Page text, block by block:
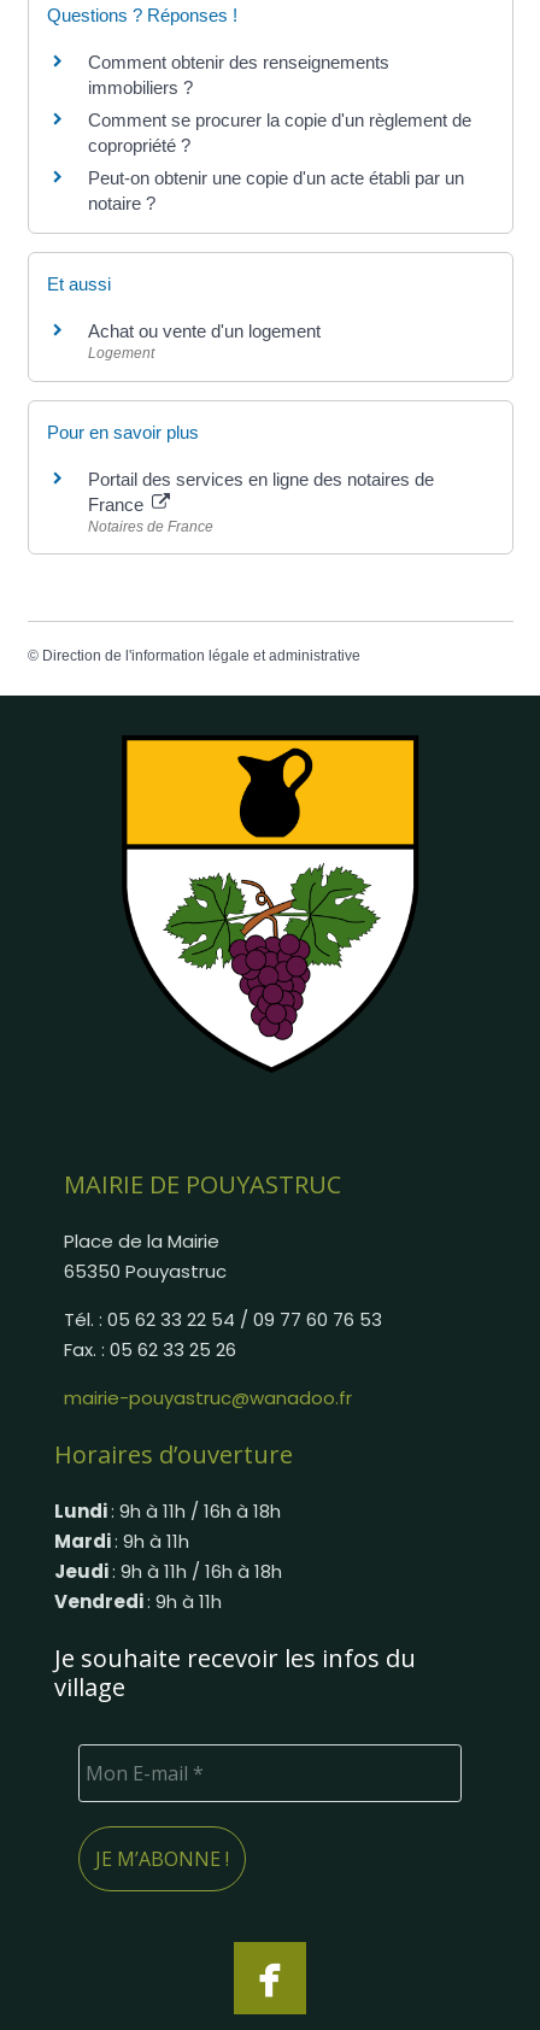
Questions ? Réponses !
Comment obtenir des renseignements
immobiliers ?
Comment se procurer la copie d'un règlement de
copropriété ?
Peut-on obtenir une copie d'un acte établi par un
notaire ?
Et aussi
Achat ou vente d'un logement
Logement
Pour en savoir plus
Portail des services en ligne des notaires de
France
Notaires de France
© Direction de l'information légale et administrative
MAIRIE DE POUYASTRUC
Place de la Mairie
65350 Pouyastruc
Tél. : 05 62 33 22 54 / 09 77 60 76 53
Fax. : 05 62 33 25 26
mairie-pouyastruc@wanadoo.fr
Horaires d’ouverture
Lundi: 9h à 11h / 16h à 18h
Mardi: 9h à 11h
Jeudi: 9h à 11h / 16h à 18h
Vendredi: 9h à 11h
Je souhaite recevoir les infos du
village